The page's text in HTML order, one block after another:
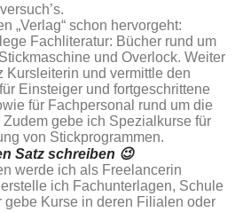
„Verlag“ schon hervorgeht:
Fachliteratur: Bücher rund um
und Overlock. Weiter
Kursleiterin und vermittle den
Einsteiger und fortgeschrittene
für Fachpersonal rund um die
gebe ich Spezialkurse für
von Stickprogrammen.
Satz schreiben 😉
werde ich als Freelancerin
ich Fachunterlagen, Schule
gebe Kurse in deren Filialen oder